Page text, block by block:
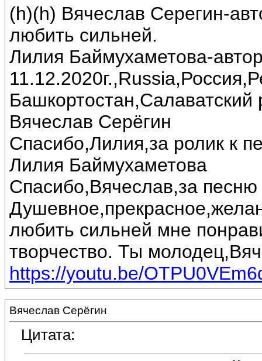
(h)(h) Вячеслав Серегин-
любить сильней.
Лилия Баймухаметова-
Вячеслав Серёгин
Спасибо,Лилия,за ролик к
Лилия Баймухаметова
Спасибо,Вячеслав,за песню
любить сильней мне
творчество. Ты
https://youtu.be/
Вячеслав Серёгин
Цитата: